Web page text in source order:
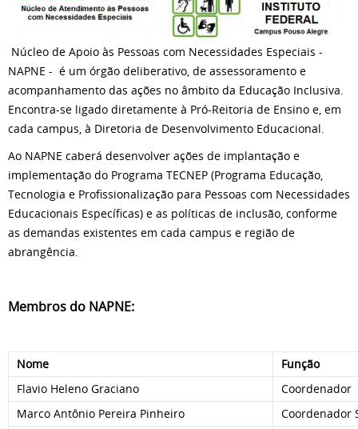
Núcleo de Apoio às Pessoas com Necessidades Especiais -
NAPNE - é um órgão deliberativo, de assessoramento e
acompanhamento das ações no âmbito da Educação Inclusiva.
Encontra-se ligado diretamente à Pró-Reitoria de Ensino e, em
cada campus, à Diretoria de Desenvolvimento Educacional.
Ao NAPNE caberá desenvolver ações de implantação e
implementação do Programa TECNEP (Programa Educação,
Tecnologia e Profissionalização para Pessoas com Necessidades
Educacionais Específicas) e as políticas de inclusão, conforme
as demandas existentes em cada campus e região de
abrangência.
Membros do NAPNE:
Nome
Função
Flavio Heleno Graciano
Coordenador
Marco Antônio Pereira Pinheiro
Coordenador